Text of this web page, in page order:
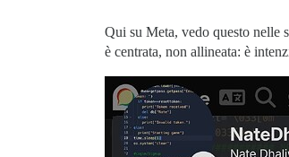
Qui su Meta, vedo questo nelle
è centrata, non allineata: è